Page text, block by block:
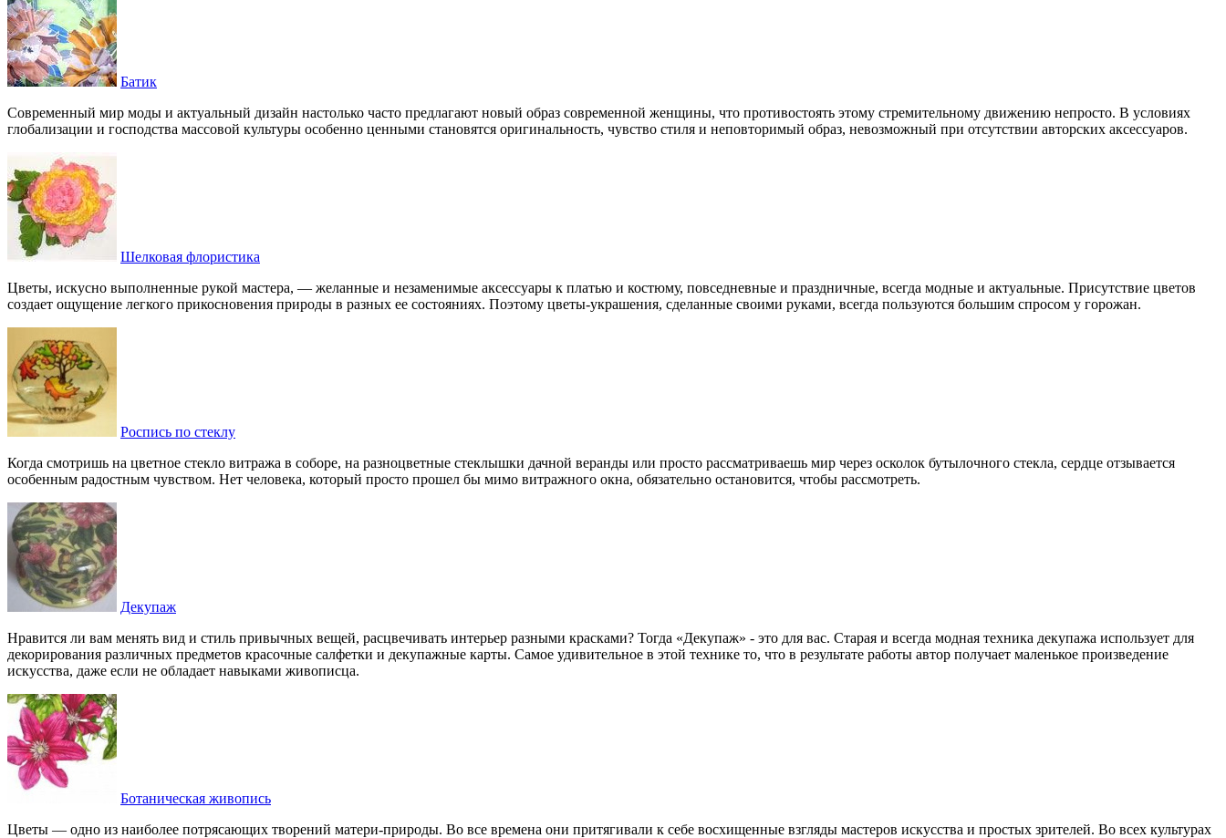
Батик
Современный мир моды и актуальный дизайн настолько часто предлагают новый образ современной женщины, что противостоять этому стремительному движению непросто. В условиях
глобализации и господства массовой культуры особенно ценными становятся оригинальность, чувство стиля и неповторимый образ, невозможный при отсутствии авторских аксессуаров.
Шелковая флористика
Цветы, искусно выполненные рукой мастера, — желанные и незаменимые аксессуары к платью и костюму, повседневные и праздничные, всегда модные и актуальные. Присутствие цветов
создает ощущение легкого прикосновения природы в разных ее состояниях. Поэтому цветы-украшения, сделанные своими руками, всегда пользуются большим спросом у горожан.
Роспись по стеклу
Когда смотришь на цветное стекло витража в соборе, на разноцветные стеклышки дачной веранды или просто рассматриваешь мир через осколок бутылочного стекла, сердце отзывается
особенным радостным чувством. Нет человека, который просто прошел бы мимо витражного окна, обязательно остановится, чтобы рассмотреть.
Декупаж
Нравится ли вам менять вид и стиль привычных вещей, расцвечивать интерьер разными красками? Тогда «Декупаж» - это для вас. Старая и всегда модная техника декупажа использует для
декорирования различных предметов красочные салфетки и декупажные карты. Самое удивительное в этой технике то, что в результате работы автор получает маленькое произведение
искусства, даже если не обладает навыками живописца.
Ботаническая живопись
Цветы — одно из наиболее потрясающих творений матери-природы. Во все времена они притягивали к себе восхищенные взгляды мастеров искусства и простых зрителей. Во всех культурах